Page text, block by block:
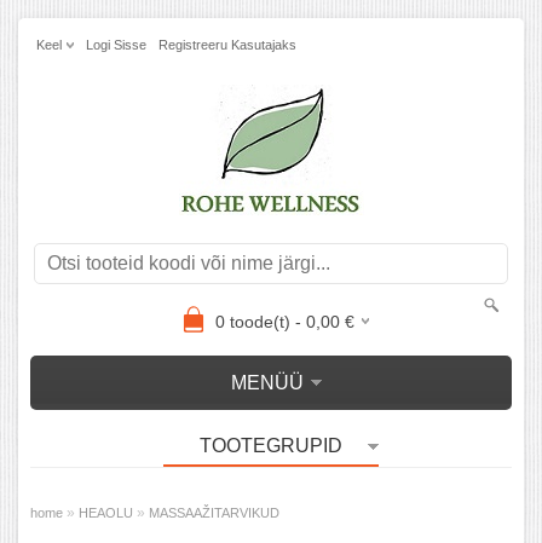
Keel Logi Sisse Registreeru Kasutajaks
0toode(t) - 0,00€
MENÜÜ
TOOTEGRUPID
home » HEAOLU » MASSAAŽITARVIKUD